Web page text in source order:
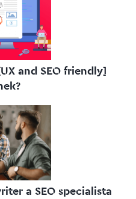
and SEO friendly]
a SEO specialista